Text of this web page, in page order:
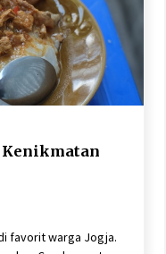
Kenikmatan
favorit warga Jogja.